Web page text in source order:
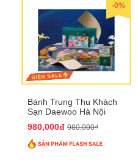
-0%
Bánh Trung Thu Khách
Sạn Daewoo Hà Nội
QTTT30
980,000đ 980,000₫